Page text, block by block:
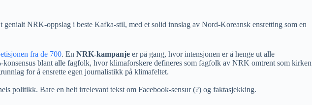
NRK-oppslag i beste Kafka-stil, med et solid innslag av Nord-Koreansk ensretting som en
fra de 700. En NRK-kampanje er på gang, hvor intensjonen er å henge ut alle
blant alle fagfolk, hvor klimaforskere defineres som fagfolk av NRK omtrent som kirken
for å ensrette egen journalistikk på klimafeltet.
politikk. Bare en helt irrelevant tekst om Facebook-sensur (?) og faktasjekking.